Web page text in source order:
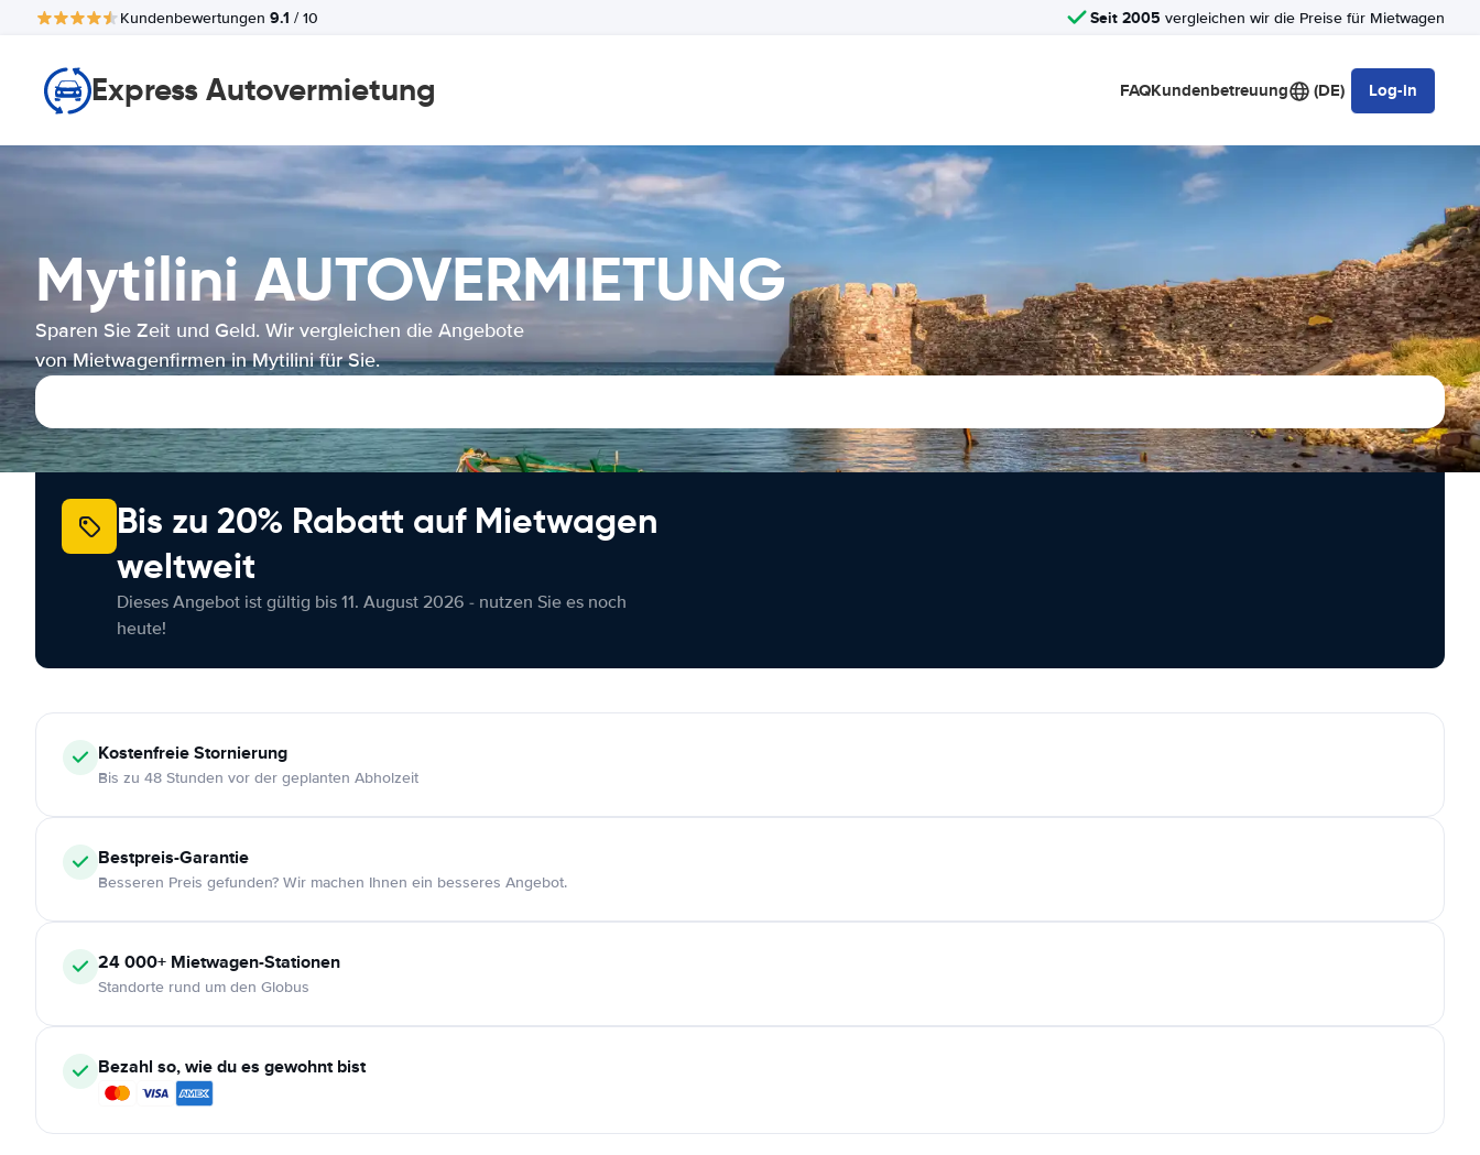
Kundenbewertungen 9.1 / 10 Seit 2005 vergleichen wir die Preise für Mietwagen
Express Autovermietung FAQKundenbetreuung (DE) Log-in
Mytilini AUTOVERMIETUNG
Sparen Sie Zeit und Geld. Wir vergleichen die Angebote
von Mietwagenfirmen in Mytilini für Sie.
Bis zu 20% Rabatt auf Mietwagen
weltweit
Dieses Angebot ist gültig bis 11. August 2026 - nutzen Sie es noch
heute!
KostenfreieStornierung
Bis zu 48 Stunden vor der geplanten Abholzeit
Bestpreis-Garantie
Besseren Preis gefunden? Wir machen Ihnen ein besseres Angebot.
24 000+ Mietwagen-Stationen
Standorte rund um den Globus
Bezahl so, wie du es gewohnt bist